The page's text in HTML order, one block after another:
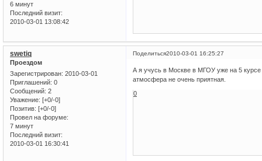
6 минут
Последний визит:
2010-03-01 13:08:42
Поделиться2010-03-01 16:25:27
swetiq
Проездом
Зарегистрирован: 2010-03-01
Приглашений: 0
Сообщений: 2
Уважение: [+0/-0]
Позитив: [+0/-0]
Провел на форуме:
7 минут
Последний визит:
2010-03-01 16:30:41
А я учусь в Москве в МГОУ уже на 5
атмосфера не очень приятная.
0